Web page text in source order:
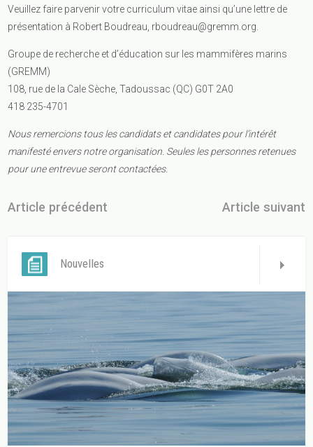
Veuillez faire parvenir votre curriculum vitae ainsi qu’une lettre de
présentation à Robert Boudreau, rboudreau@gremm.org.
Groupe de recherche et d’éducation sur les mammifères marins
(GREMM)
108, rue de la Cale Sèche, Tadoussac (QC) G0T 2A0
418 235-4701
Nous remercions tous les candidats et candidates pour l’intérêt
manifesté envers notre organisation. Seules les personnes retenues
pour une entrevue seront contactées.
Article précédent Article suivant
Nouvelles